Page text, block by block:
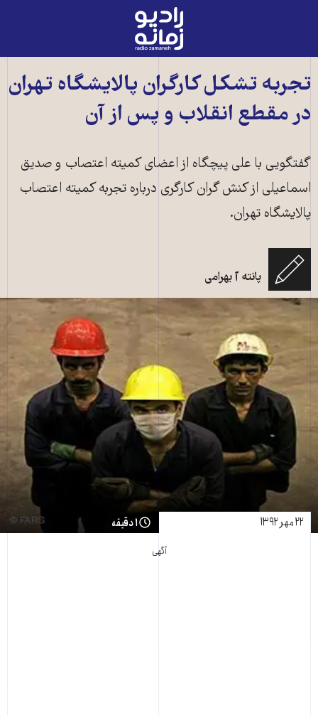
رادیو
زمانه
به
صفحه
اصلی
تجربه تشکل کارگران پالایشگاه تهران
در مقطع انقلاب و پس از آن
گفتگویی با علی پیچگاه از اعضای کمیته اعتصاب و صدیق
اسماعیلی از کنش گران کارگری درباره تجربه کمیته اعتصاب
پالایشگاه تهران.
پانته آ بهرامی
۲۲ مهر ۱۳۹۲ ۱ دقیقه
آگهی